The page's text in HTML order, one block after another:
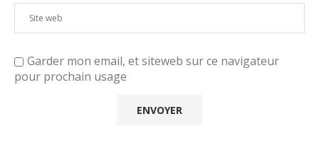
Garder mon email, et siteweb sur ce navigateur
pour prochain usage